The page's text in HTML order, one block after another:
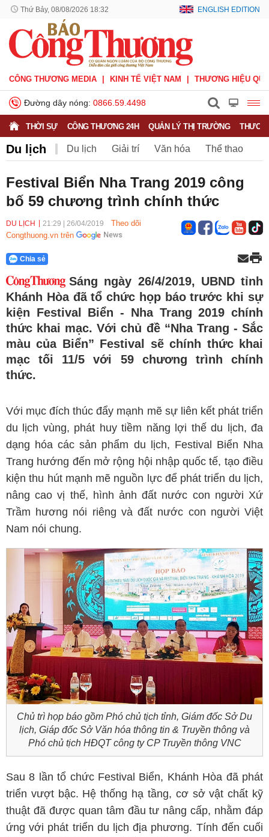
Thứ Bảy, 08/08/2026 18:32 ENGLISH EDITION
CÔNG THƯƠNG MEDIA KINH TẾ VIỆT NAM THƯƠNG HIỆU
Đường dây nóng: 0866.59.4498
THỜI SỰ CÔNG THƯƠNG 24H QUẢN LÝ THỊ TRƯỜNG
Du lịch Du lịch Giải trí Văn hóa Thể thao
Sáng tác
Festival Biển Nha Trang 2019 công
bố 59 chương trình chính thức
DU LỊCH 21:29 26/04/2019
Theo dõi
Congthuong.vn trên
Chia sẻ
Sáng ngày 26/4/2019, UBND tỉnh
Khánh Hòa đã tổ chức họp báo trước khi sự
kiện Festival Biển - Nha Trang 2019 chính
thức khai mạc. Với chủ đề “Nha Trang - Sắc
màu của Biển” Festival sẽ chính thức khai
mạc tối 11/5 với 59 chương trình chính
thức.
Với mục đích thúc đẩy mạnh mẽ sự liên kết phát triển
du lịch vùng, phát huy tiềm năng lợi thế du lịch, đa
dạng hóa các sản phẩm du lịch, Festival Biển Nha
Trang hướng đến mở rộng hội nhập quốc tế, tạo điều
kiện thu hút mạnh mẽ nguồn lực để phát triển du lịch,
nâng cao vị thế, hình ảnh đất nước con người Xứ
Trầm hương nói riêng và đất nước con người Việt
Nam nói chung.
Chủ trì họp báo gồm Phó chủ tịch tỉnh, Giám đốc Sở Du
lịch, Giáp đốc Sở Văn hóa thông tin & Truyền thông và
Phó chủ tịch HĐQT công ty CP Truyền thông VNC
Sau 8 lần tổ chức Festival Biển, Khánh Hòa đã phát
triển vượt bậc. Hệ thống hạ tầng, cơ sở vật chất kỹ
thuật đã được quan tâm đầu tư nâng cấp, nhằm đáp
ứng với phát triển du lịch địa phương. Tính đến cuối